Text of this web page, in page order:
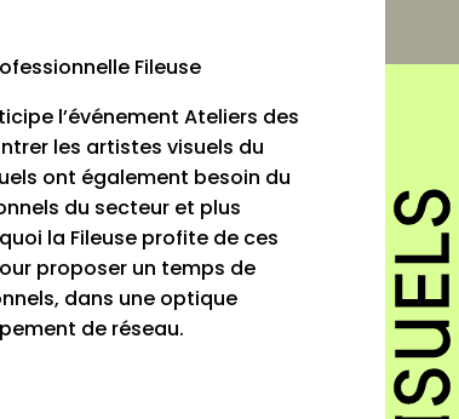
Fileuse
l’événement Ateliers des
les artistes visuels du
ont également besoin du
du secteur et plus
la Fileuse profite de ces
proposer un temps de
dans une optique
de réseau.